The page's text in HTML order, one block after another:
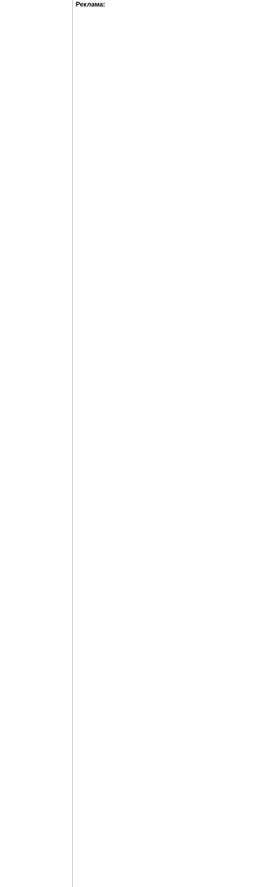
Реклама: